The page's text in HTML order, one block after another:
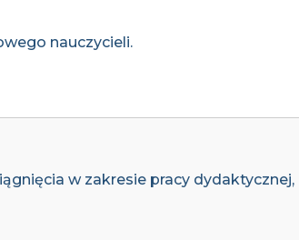
nauczycieli.
w zakresie pracy dydaktycznej,